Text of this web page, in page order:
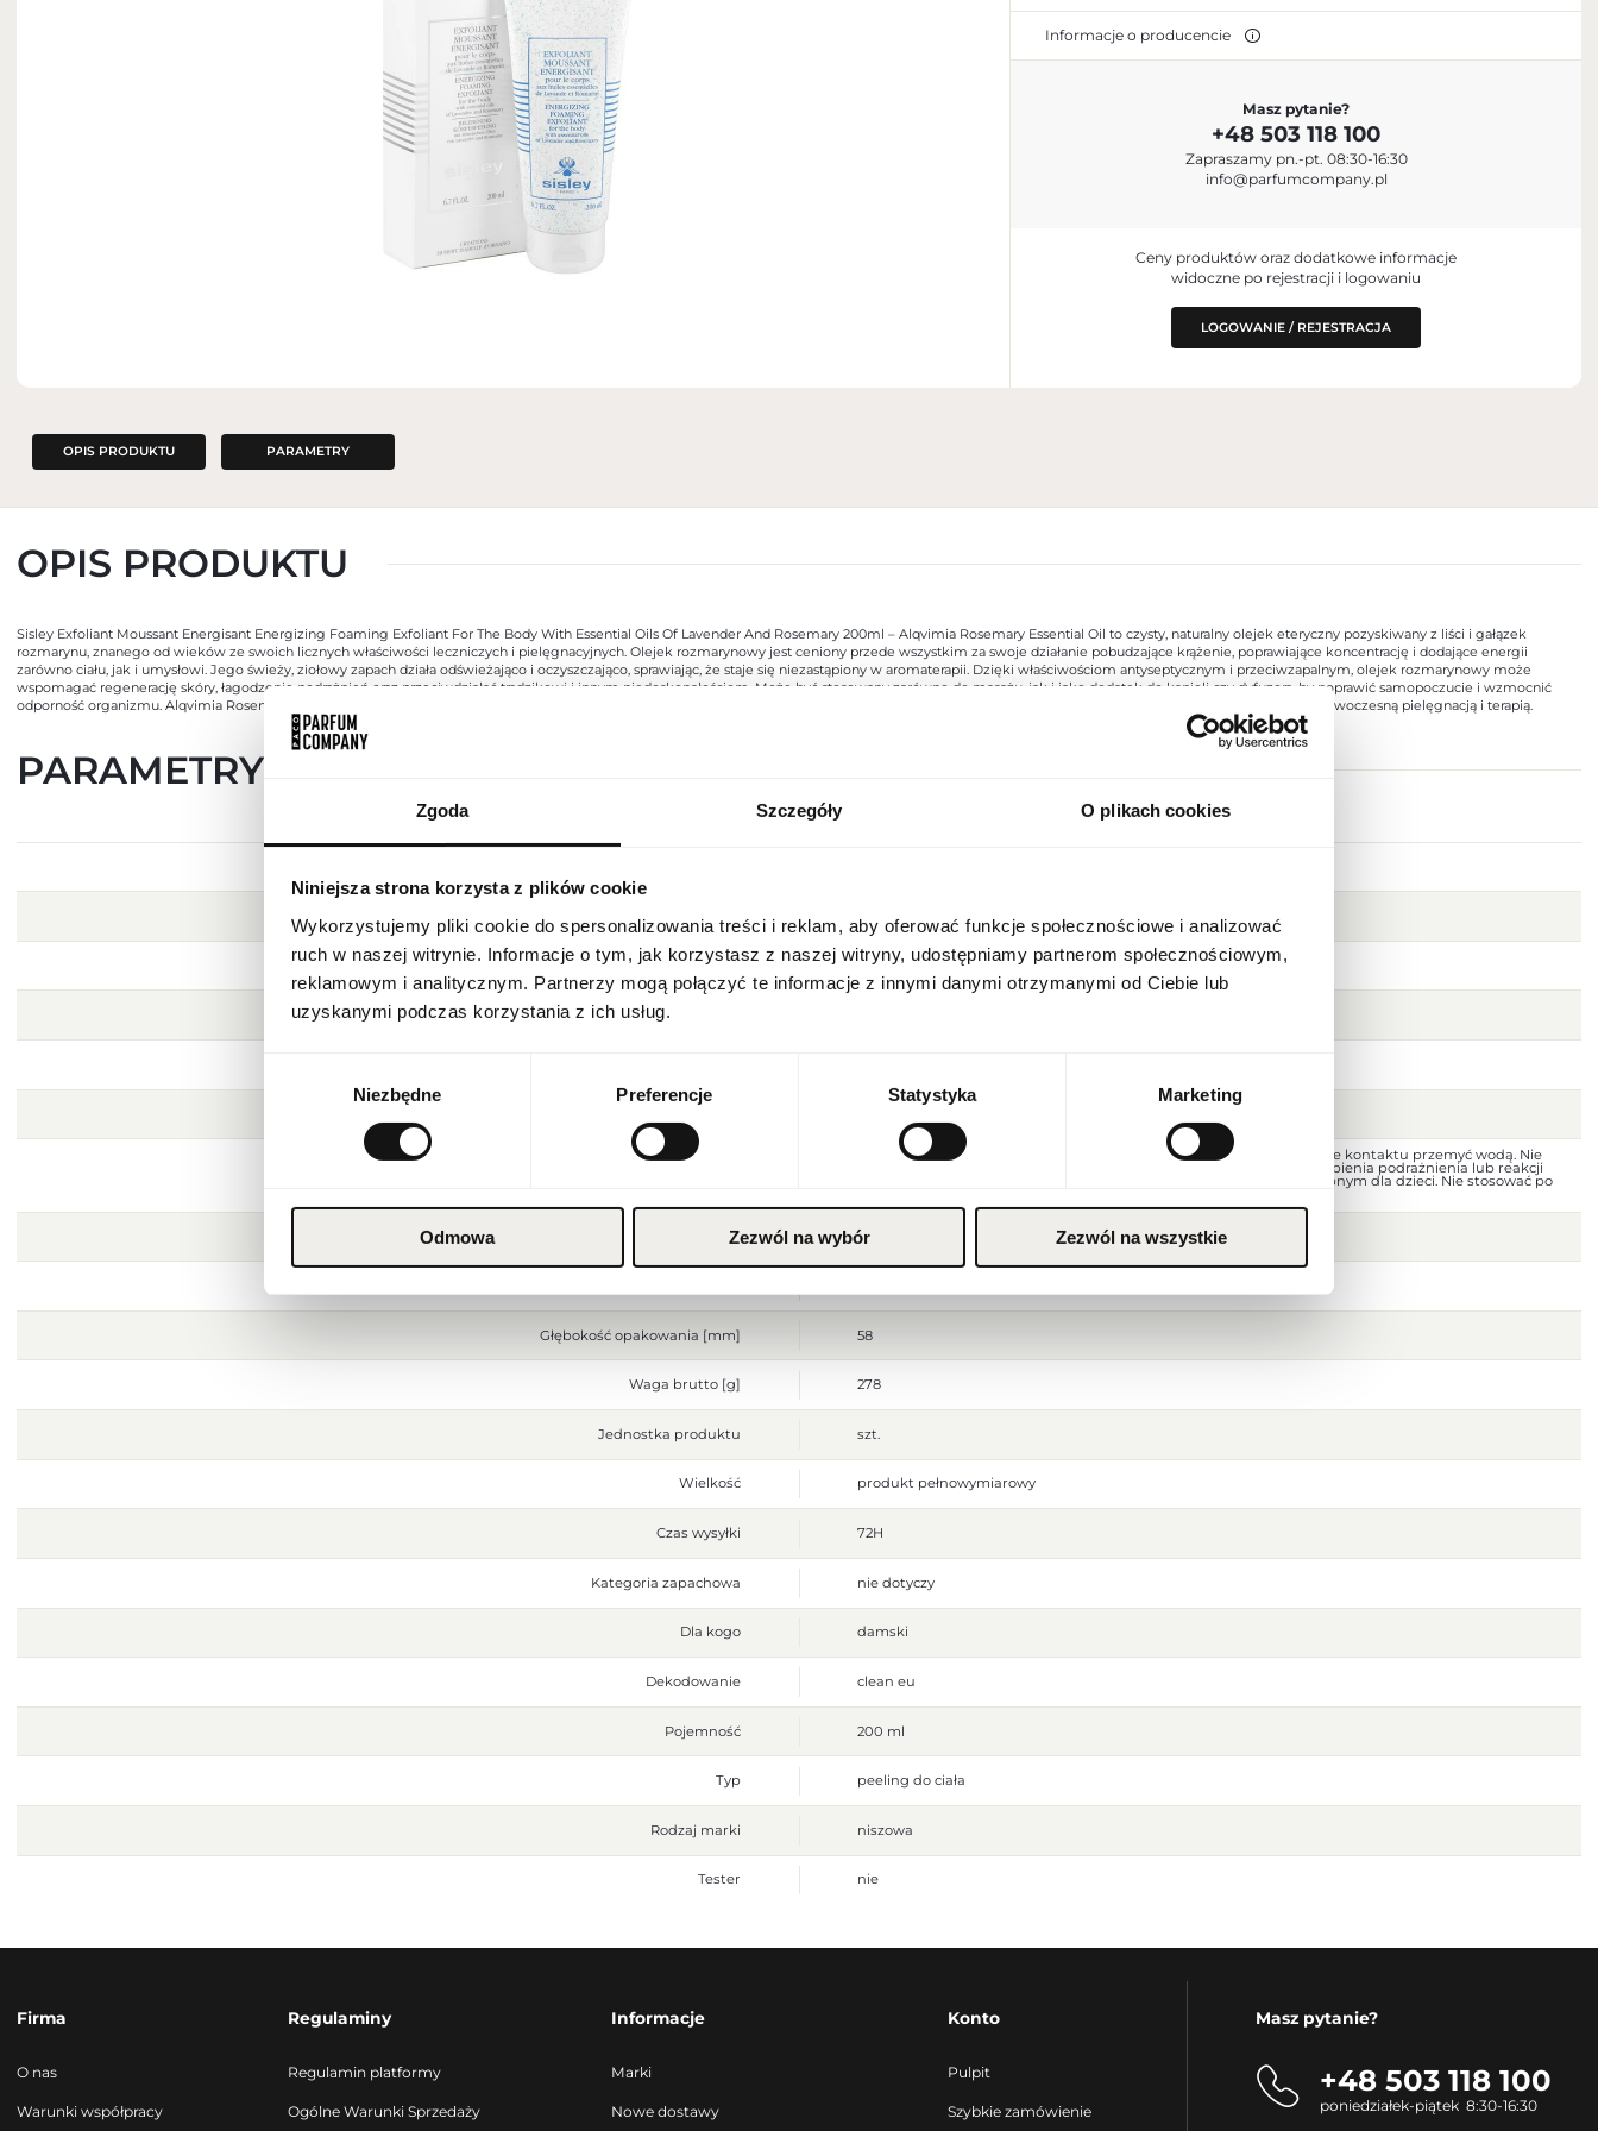
Zgoda Szczegóły O plikach cookies
Niniejsza strona korzysta z plików cookie
Wykorzystujemy pliki cookie do spersonalizowania treści i reklam, aby oferować funkcje społecznościowe i analizować
ruch w naszej witrynie. Informacje o tym, jak korzystasz z naszej witryny, udostępniamy partnerom społecznościowym,
reklamowym i analitycznym. Partnerzy mogą połączyć te informacje z innymi danymi otrzymanymi od Ciebie lub
uzyskanymi podczas korzystania z ich usług.
zgody
Niezbędne Preferencje Statystyka Marketing
Odmowa Zezwól na wybór Zezwól na wszystkie
Informacje o producencie
Masz pytanie?
+48 503 118 100
Zapraszamy pn.-pt. 08:30-16:30
info@parfumcompany.pl
Ceny produktów oraz dodatkowe informacje
widoczne po rejestracji i logowaniu
LOGOWANIE / REJESTRACJA
OPIS PRODUKTU PARAMETRY
OPIS PRODUKTU
Sisley Exfoliant Moussant Energisant Energizing Foaming Exfoliant For The Body With Essential Oils Of Lavender And Rosemary 200ml – Alqvimia Rosemary Essential Oil to czysty, naturalny olejek eteryczny pozyskiwany z liści i gałązek
rozmarynu, znanego od wieków ze swoich licznych właściwości leczniczych i pielęgnacyjnych. Olejek rozmarynowy jest ceniony przede wszystkim za swoje działanie pobudzające krążenie, poprawiające koncentrację i dodające energii
zarówno ciału, jak i umysłowi. Jego świeży, ziołowy zapach działa odświeżająco i oczyszczająco, sprawiając, że staje się niezastąpiony w aromaterapii. Dzięki właściwościom antyseptycznym i przeciwzapalnym, olejek rozmarynowy może
wspomagać regenerację skóry, łagodzenie podrażnień oraz przeciwdziałać trądzikowi i innym niedoskonałościom. Może być stosowany zarówno do masażu, jak i jako dodatek do kąpieli czy dyfuzora, by poprawić samopoczucie i wzmocnić
odporność organizmu. Alqvimia Rosemary Essential Oil to produkt naturalny, wysokiej jakości, który idealnie wpisuje się w holistyczne podejście do zdrowia i urody, łącząc tradycyjne właściwości rośliny z nowoczesną pielęgnacją i terapią.
PARAMETRY
Exfoliant Moussant Energisant
Kraj pochodzenia Francja
Wyłącznie do użytku zewnętrznego. Unikać kontaktu z oczami; w razie kontaktu przemyć wodą. Nie
stosować na podrażnioną lub uszkodzoną skórę. W przypadku wystąpienia podrażnienia lub reakcji
alergicznej przerwać stosowanie. Przechowywać w miejscu niedostępnym dla dzieci. Nie stosować po
Szerokość opakowania [mm] 63
Głębokość opakowania [mm] 58
Waga brutto [g] 278
Jednostka produktu szt.
Wielkość produkt pełnowymiarowy
Czas wysyłki 72H
Kategoria zapachowa nie dotyczy
Dla kogo damski
Dekodowanie clean eu
Pojemność 200 ml
Typ peeling do ciała
Rodzaj marki niszowa
Tester nie
Firma
O nas
Warunki współpracy
Regulaminy
Regulamin platformy
Ogólne Warunki Sprzedaży
Informacje
Marki
Nowe dostawy
Konto
Pulpit
Szybkie zamówienie
Masz pytanie?
+48 503 118 100
poniedziałek-piątek 8:30-16:30
USTAWIENIA REGIONALNE
Lokalizacja
Język
ZAPISZ